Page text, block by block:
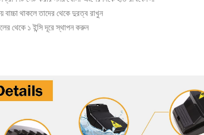
বাচ্চা থাকলে তাদের থেকে দুরত্ব রাখুন
থেকে ১ ইন্সি দূরে স্থাপন করুন